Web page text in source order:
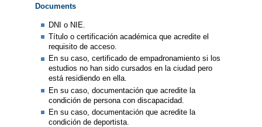
Documents
DNI o NIE.
Título o certificación académica que acredite el
requisito de acceso.
En su caso, certificado de empadronamiento si los
estudios no han sido cursados en la ciudad pero
está residiendo en ella.
En su caso, documentación que acredite la
condición de persona con discapacidad.
En su caso, documentación que acredite la
condición de deportista.